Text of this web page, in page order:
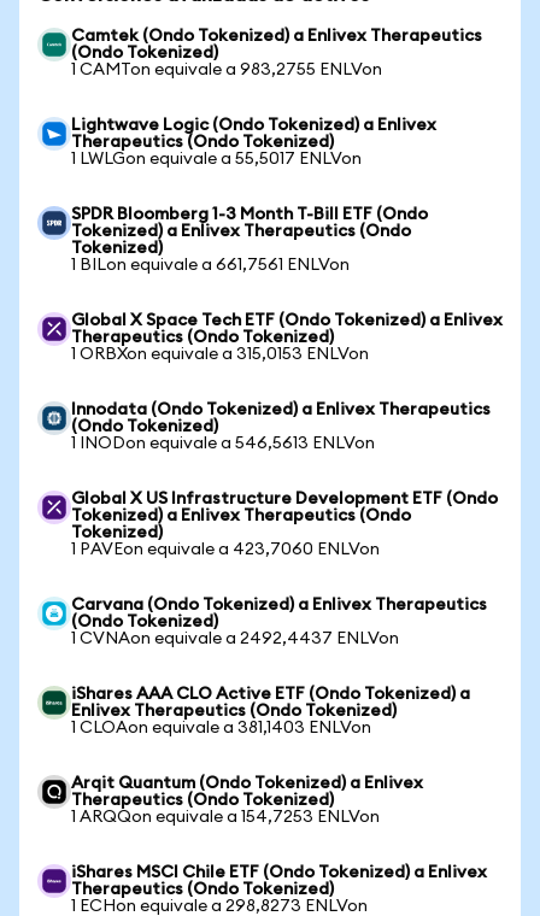
Camtek (Ondo Tokenized) a Enlivex Therapeutics
(Ondo Tokenized)
1 CAMTon equivale a 983,2755 ENLVon
Lightwave Logic (Ondo Tokenized) a Enlivex
Therapeutics (Ondo Tokenized)
1 LWLGon equivale a 55,5017 ENLVon
SPDR Bloomberg 1-3 Month T-Bill ETF (Ondo
Tokenized) a Enlivex Therapeutics (Ondo
Tokenized)
1 BILon equivale a 661,7561 ENLVon
Global X Space Tech ETF (Ondo Tokenized) a Enlivex
Therapeutics (Ondo Tokenized)
1 ORBXon equivale a 315,0153 ENLVon
Innodata (Ondo Tokenized) a Enlivex Therapeutics
(Ondo Tokenized)
1 INODon equivale a 546,5613 ENLVon
Global X US Infrastructure Development ETF (Ondo
Tokenized) a Enlivex Therapeutics (Ondo
Tokenized)
1 PAVEon equivale a 423,7060 ENLVon
Carvana (Ondo Tokenized) a Enlivex Therapeutics
(Ondo Tokenized)
1 CVNAon equivale a 2492,4437 ENLVon
iShares AAA CLO Active ETF (Ondo Tokenized) a
Enlivex Therapeutics (Ondo Tokenized)
1 CLOAon equivale a 381,1403 ENLVon
Arqit Quantum (Ondo Tokenized) a Enlivex
Therapeutics (Ondo Tokenized)
1 ARQQon equivale a 154,7253 ENLVon
iShares MSCI Chile ETF (Ondo Tokenized) a Enlivex
Therapeutics (Ondo Tokenized)
1 ECHon equivale a 298,8273 ENLVon